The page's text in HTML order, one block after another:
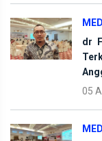
dr
05